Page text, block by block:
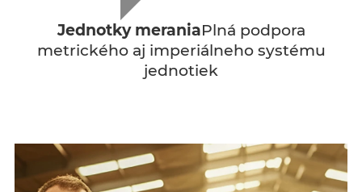
Jednotky meraniaPlná podpora
metrického aj imperiálneho systému
jednotiek